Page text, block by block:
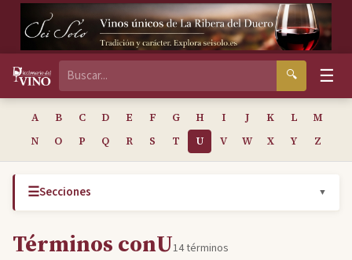
🔍 ☰
A B C D E F G H I J K L
M
N
O P Q R S T U V W X Y Z
☰Secciones ▼
Términos conU14 términos